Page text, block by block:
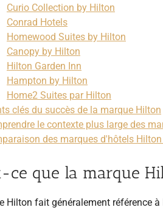
Curio Collection by Hilton
Conrad Hotels
Homewood Suites by Hilton
Canopy by Hilton
Hilton Garden Inn
Hampton by Hilton
Home2 Suites par Hilton
clés du succès de la marque Hilton
le contexte plus large des
des marques d'hôtels
ce que la marque
Hilton fait généralement référence